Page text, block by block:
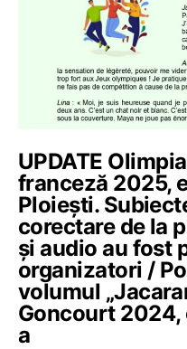
UPDATE
franceză 2025,
Ploiești.
corectare de la
și audio au fost
organizatori /
volumul
Goncourt 2024,
a